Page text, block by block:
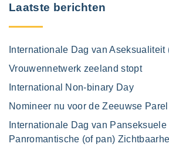
t
e
n
p
a
d
Laatste berichten
Internationale Dag van Aseksualiteit
Vrouwennetwerk zeeland stopt
International Non-binary Day
Nomineer nu voor de Zeeuwse
Internationale Dag van Panseksuele
Panromantische (of pan)